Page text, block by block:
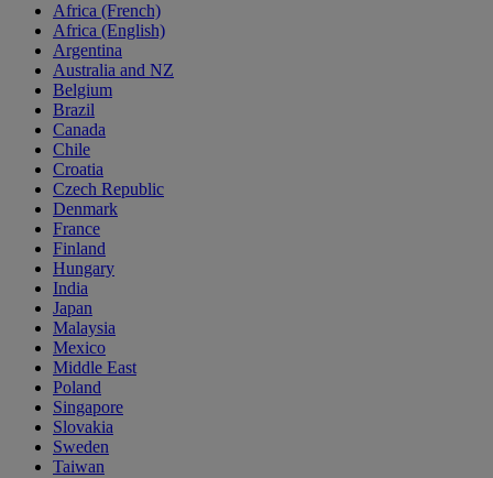
Africa (French)
Africa (English)
Argentina
Australia and NZ
Belgium
Brazil
Canada
Chile
Croatia
Czech Republic
Denmark
France
Finland
Hungary
India
Japan
Malaysia
Mexico
Middle East
Poland
Singapore
Slovakia
Sweden
Taiwan